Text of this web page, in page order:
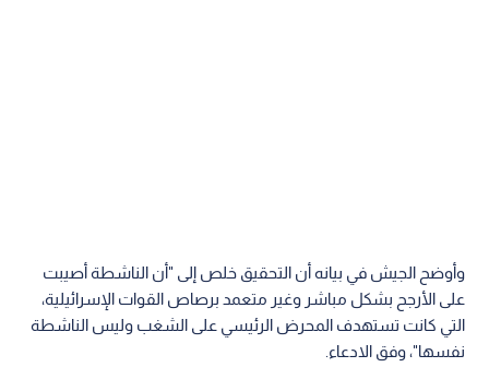
وأوضح الجيش في بيانه أن التحقيق خلص إلى "أن الناشطة أصيبت
على الأرجح بشكل مباشر وغير متعمد برصاص القوات الإسرائيلية،
التي كانت تستهدف المحرض الرئيسي على الشغب وليس الناشطة
نفسها"، وفق الادعاء.